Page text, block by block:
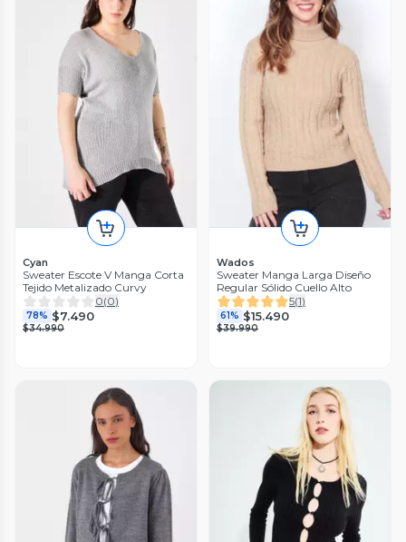
Cyan
Sweater Escote V Manga Corta
Tejido Metalizado Curvy
0(0)
78% $7.490
$34.990
Wados
Sweater Manga Larga Diseño
Regular Sólido Cuello Alto
5(1)
61% $15.490
$39.990